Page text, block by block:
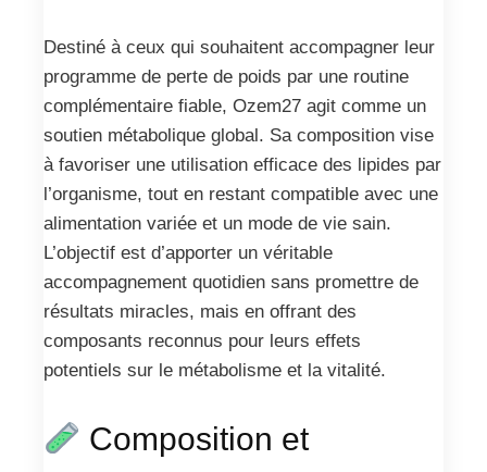
Destiné à ceux qui souhaitent accompagner leur
programme de perte de poids par une routine
complémentaire fiable, Ozem27 agit comme un
soutien métabolique global. Sa composition vise
à favoriser une utilisation efficace des lipides par
l’organisme, tout en restant compatible avec une
alimentation variée et un mode de vie sain.
L’objectif est d’apporter un véritable
accompagnement quotidien sans promettre de
résultats miracles, mais en offrant des
composants reconnus pour leurs effets
potentiels sur le métabolisme et la vitalité.
Composition et